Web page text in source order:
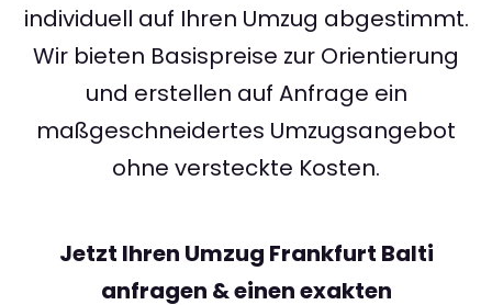
individuell auf Ihren Umzug abgestimmt.
Wir bieten Basispreise zur Orientierung
und erstellen auf Anfrage ein
maßgeschneidertes Umzugsangebot
ohne versteckte Kosten.
Jetzt Ihren Umzug Frankfurt Balti
anfragen & einen exakten